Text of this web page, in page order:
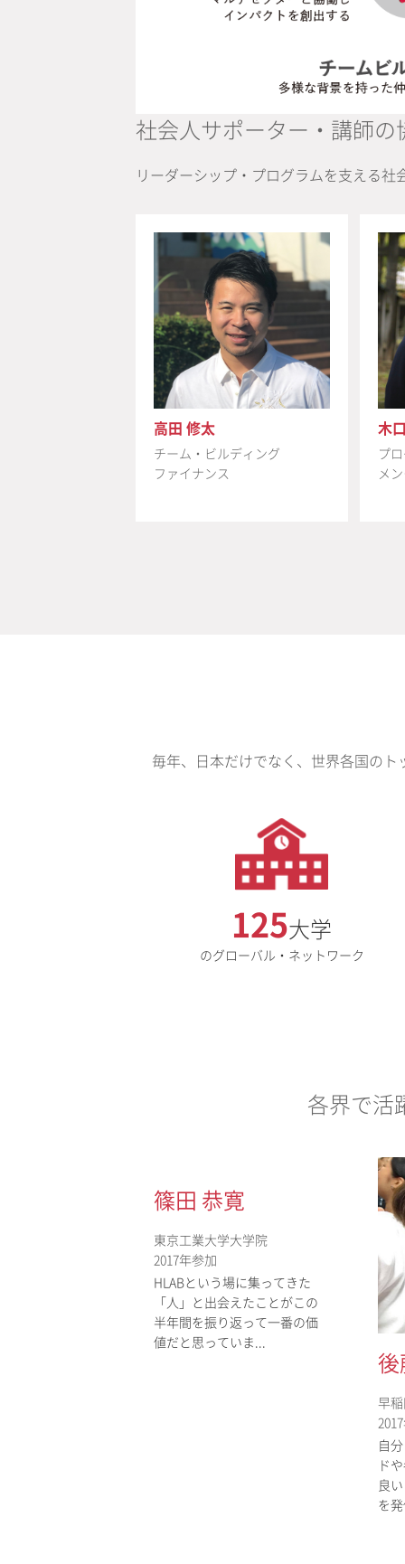
社会人サポーター・講師の
リーダーシップ・プログラムを支える
高田 修太
チーム・ビルディング
ファイナンス
木
プ
メ
毎年、日本だけでなく、世界各国の
125大学
のグローバル・ネットワーク
各界で活
篠田 恭寛
東京工業大学大学院
2017年参加
HLABという場に集ってきた
「人」と出会えたことがこの
半年間を振り返って一番の価
値だと思っていま...
後
早
自
ド
良
を